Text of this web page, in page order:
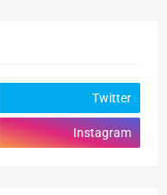
Twitter
Instagram